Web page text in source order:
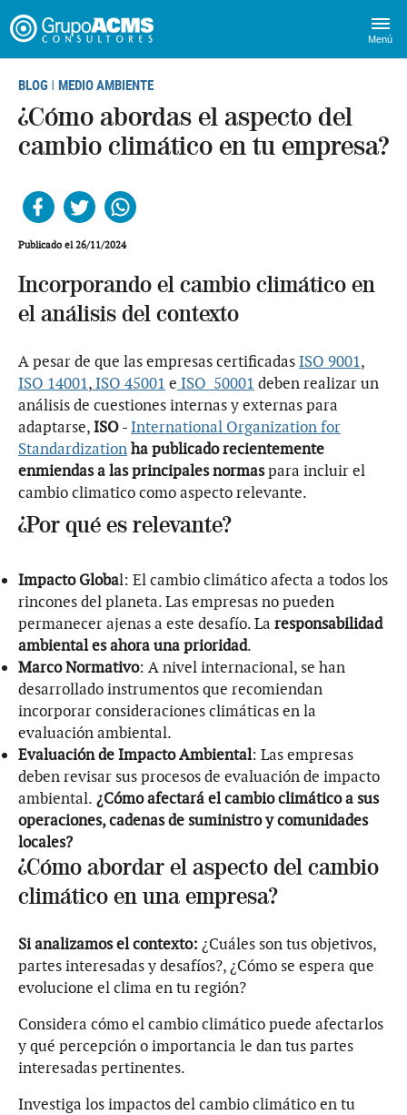
Menú
BLOG | MEDIO AMBIENTE
¿Cómo abordas el aspecto del
cambio climático en tu empresa?
Publicado el 26/11/2024
Incorporando el cambio climático en
el análisis del contexto
A pesar de que las empresas certificadasISO 9001,
ISO 14001,ISO 45001 e ISO 50001 deben realizar un
análisis de cuestiones internas y externas para
adaptarse,ISO-International Organization for
Standardizationha publicado recientemente
enmiendas a las principales normaspara incluir el
cambio climatico como aspecto relevante.
¿Por qué es relevante?
Impacto Global: El cambio climático afecta a todos los
rincones del planeta. Las empresas no pueden
permanecer ajenas a este desafío. La responsabilidad
ambiental es ahora una prioridad.
Marco Normativo: A nivel internacional, se han
desarrollado instrumentos que recomiendan
incorporar consideraciones climáticas en la
evaluación ambiental.
Evaluación de Impacto Ambiental: Las empresas
deben revisar sus procesos de evaluación de impacto
ambiental. ¿Cómo afectará el cambio climático a sus
operaciones, cadenas de suministro y comunidades
locales?
¿Cómo abordar el aspecto del cambio
climático en una empresa?
Si analizamos el contexto: ¿Cuáles son tus objetivos,
partes interesadas y desafíos?, ¿Cómo se espera que
evolucione el clima en tu región?
Considera cómo el cambio climático puede afectarlos
y qué percepción o importancia le dan tus partes
interesadas pertinentes.
Investiga los impactos del cambio climático en tu